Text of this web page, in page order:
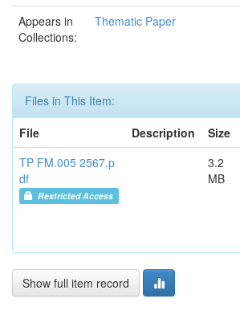
Appears in
Collections:
Thematic Paper
Files in This Item:
File
Description Size
TP FM.005 2567.p
df
Restricted Access
3.2
MB
Show full item record